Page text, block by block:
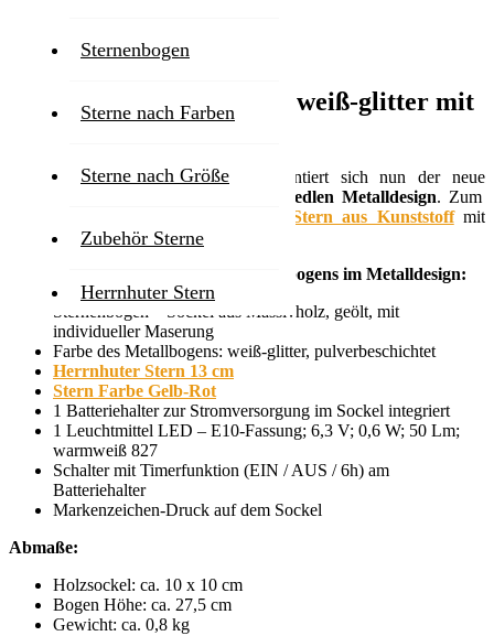
Sternenbogen
Sterne nach Farben
Sterne nach Größe
Zubehör Sterne
Herrnhuter Stern
Zum Anfang der Bildgalerie springen
Sternenbogen aus Metall weiß-glitter mit
Stern gelb-rot
Advent bedeutet Ankunft - so präsentiert sich nun der neue
im edlen Metalldesign. Zum
Herrnhuter Stern aus Kunststoffmit
Leuchtmittel.
Lieferumfang des Hernhuter Sternenbogens im Metalldesign:
Sternenbogen – Sockel aus Massivholz, geölt, mit
individueller Maserung
Farbe des Metallbogens: weiß-glitter, pulverbeschichtet
Herrnhuter Stern 13 cm
Stern Farbe Gelb-Rot
1 Batteriehalter zur Stromversorgung im Sockel integriert
1 Leuchtmittel LED – E10-Fassung; 6,3 V; 0,6 W; 50 Lm;
warmweiß 827
Schalter mit Timerfunktion (EIN / AUS / 6h) am
Batteriehalter
Markenzeichen-Druck auf dem Sockel
Abmaße:
Holzsockel: ca. 10 x 10 cm
Bogen Höhe: ca. 27,5 cm
Gewicht: ca. 0,8 kg